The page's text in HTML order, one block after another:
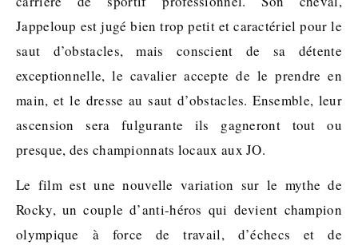
Jappeloup est jugé bien trop petit et caractériel pour le
saut d’obstacles, mais conscient de sa détente
exceptionnelle, le cavalier accepte de le prendre en
main, et le dresse au saut d’obstacles. Ensemble, leur
ascension sera fulgurante ils gagneront tout ou
presque, des championnats locaux aux JO.
Le film est une nouvelle variation sur le mythe de
Rocky, un couple d’anti-héros qui devient champion
olympique à force de travail, d’échecs et de